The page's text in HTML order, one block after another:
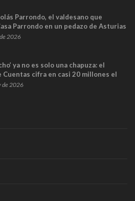
Parrondo, el valdesano que
Parrondo en un pedazo de Asturias
2026
ya no es solo una chapuza: el
Cuentas cifra en casi 20 millones el
los trenes que no cabían por los
de 2026